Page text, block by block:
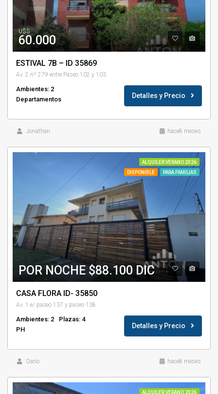
U$S
60.000
ESTIVAL 7B – ID 35869
Av. 2 nº 279 entre Paseo 102 y 103
Ambientes: 2
Departamentos
Detalles y Precio
Jonathan hace8 meses
ALQUILER VERANO 2026
DISPONIBLE
PARA FAMILIAS
POR NOCHE $88.100 DIC
CASA FLORA ID- 35850
Av. 1 e/ paseo 137 y paseo 138
Ambientes: 2
Plazas: 4
PH
Detalles y Precio
Dario hace8 meses
ALQUILER VERANO 2026